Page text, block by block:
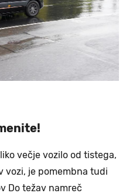
večje vozilo od tistega,
vozi, je pomembna tudi
Do težav namreč